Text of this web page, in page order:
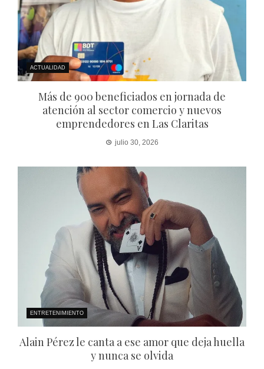
ACTUALIDAD
Más de 900 beneficiados en jornada de
atención al sector comercio y nuevos
emprendedores en Las Claritas
julio 30, 2026
ENTRETENIMIENTO
Alain Pérez le canta a ese amor que deja huella
y nunca se olvida